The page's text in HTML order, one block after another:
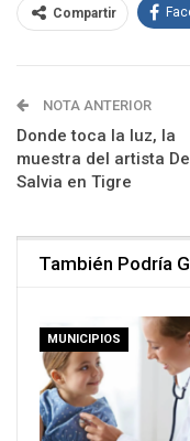
Compartir
NOTA ANTERIOR
Donde toca la luz, la
muestra del artista
Salvia en Tigre
También Podría
MUNICIPIOS